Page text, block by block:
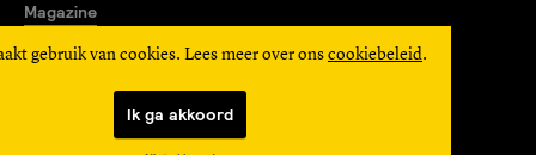
Wedstrijd
gebruik van cookies. Lees meer over ons cookiebeleid.
Ik ga akkoord
Magazine